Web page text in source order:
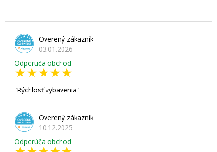
Overený zákazník
03.01.2026
Odporúča obchod
Rýchlosť vybavenia
Overený zákazník
10.12.2025
Odporúča obchod